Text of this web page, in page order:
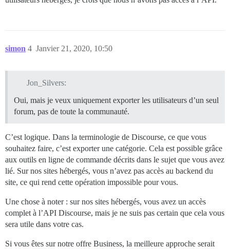
simon Janvier 21, 2020, 10:50
4
Jon_Silvers:
Oui, mais je veux uniquement exporter les utilisateurs d’un seul
forum, pas de toute la communauté.
C’est logique. Dans la terminologie de Discourse, ce que vous
souhaitez faire, c’est exporter une catégorie. Cela est possible grâce
aux outils en ligne de commande décrits dans le sujet que vous avez
lié. Sur nos sites hébergés, vous n’avez pas accès au backend du
site, ce qui rend cette opération impossible pour vous.
Une chose à noter : sur nos sites hébergés, vous avez un accès
complet à l’API Discourse, mais je ne suis pas certain que cela vous
sera utile dans votre cas.
Si vous êtes sur notre offre Business, la meilleure approche serait